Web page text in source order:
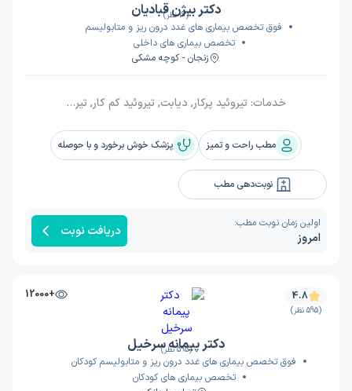
(19 نظر)
دکتر بیژن قبادیان
فوق تخصص بیماری های غدد درون ریز و متابولیسم
تخصص بیماری های داخلی
زنجان - کوچه مشکی
خدمات: تیروئید پرکار, دیابت, تیروئید کم کار, تیروئید
مطب راحت و تمیز پزشک خوش برخورد و با حوصله
نوبت‌دهی مطب
اولین زمان نوبت مطب:
امروز دریافت نوبت
(595 نظر)
+12000 4.8
(595 نظر)
دکتر پیمانه سرخیل
فوق تخصص بیماری های غدد درون ریز و متابولیسم کودکان
تخصص بیماری های کودکان